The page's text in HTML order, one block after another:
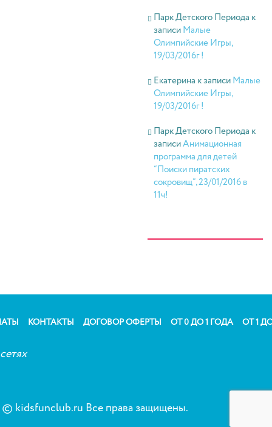
Парк Детского Периода к
записиМалые
Олимпийские Игры,
19/03/2016г !
Екатерина к записиМалые
Олимпийские Игры,
19/03/2016г !
Парк Детского Периода к
записиАнимационная
программа для детей
“Поиски пиратских
сокровищ”, 23/01/2016 в
11ч!
КОНТАКТЫ ДОГОВОР ОФЕРТЫ ОТ 0 ДО 1 ГОДА ОТ 1
© kidsfunclub.ru Все права защищены.